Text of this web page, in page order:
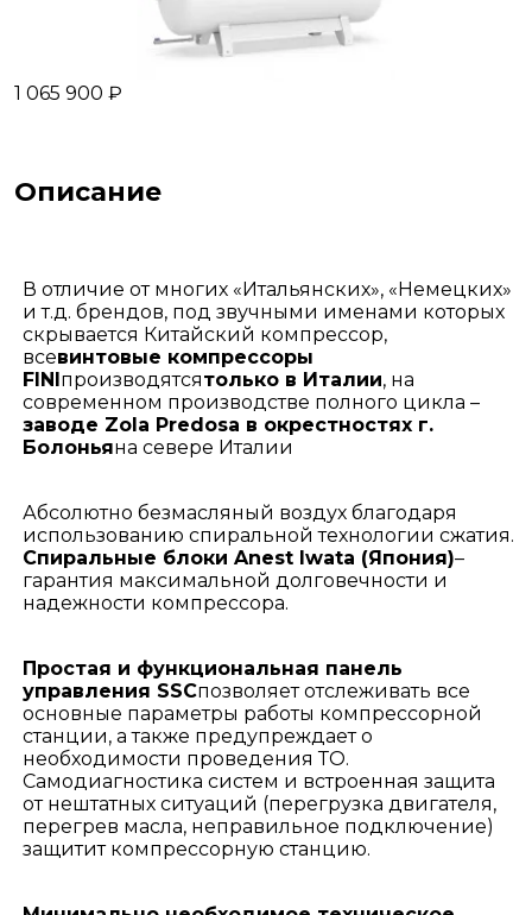
1 065 900 ₽
Описание
В отличие от многих «Итальянских», «Немецких»
и т.д. брендов, под звучными именами которых
скрывается Китайский компрессор,
всевинтовые компрессоры
FINIпроизводятсятолько в Италии, на
современном производстве полного цикла –
заводе Zola Predosa в окрестностях г.
Болоньяна севере Италии
Абсолютно безмасляный воздух благодаря
использованию спиральной технологии сжатия.
Спиральные блоки Anest Iwata (Япония)–
гарантия максимальной долговечности и
надежности компрессора.
Простая и функциональная панель
управления SSCпозволяет отслеживать все
основные параметры работы компрессорной
станции, а также предупреждает о
необходимости проведения ТО.
Самодиагностика систем и встроенная защита
от нештатных ситуаций (перегрузка двигателя,
перегрев масла, неправильное подключение)
защитит компрессорную станцию.